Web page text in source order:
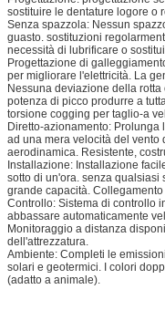
sostituire le dentature logore o
Senza spazzola: Nessun
guasto. sostituzioni
necessità di lubrificare o
Progettazione di
per migliorare l'elettricità. La
Nessuna deviazione della
potenza di picco produrre a
torsione cogging per taglio-a
Diretto-azionamento: Prolunga
ad una mera velocità del vento
aerodinamica. Resistente,
Installazione: Installazione
sotto di un'ora. senza
grande capacità.
Controllo: Sistema di controllo
abbassare automaticamente
Monitoraggio a distanza
dell'attrezzatura.
Ambiente: Completi le
solari e geotermici. I colori
(adatto a animale).